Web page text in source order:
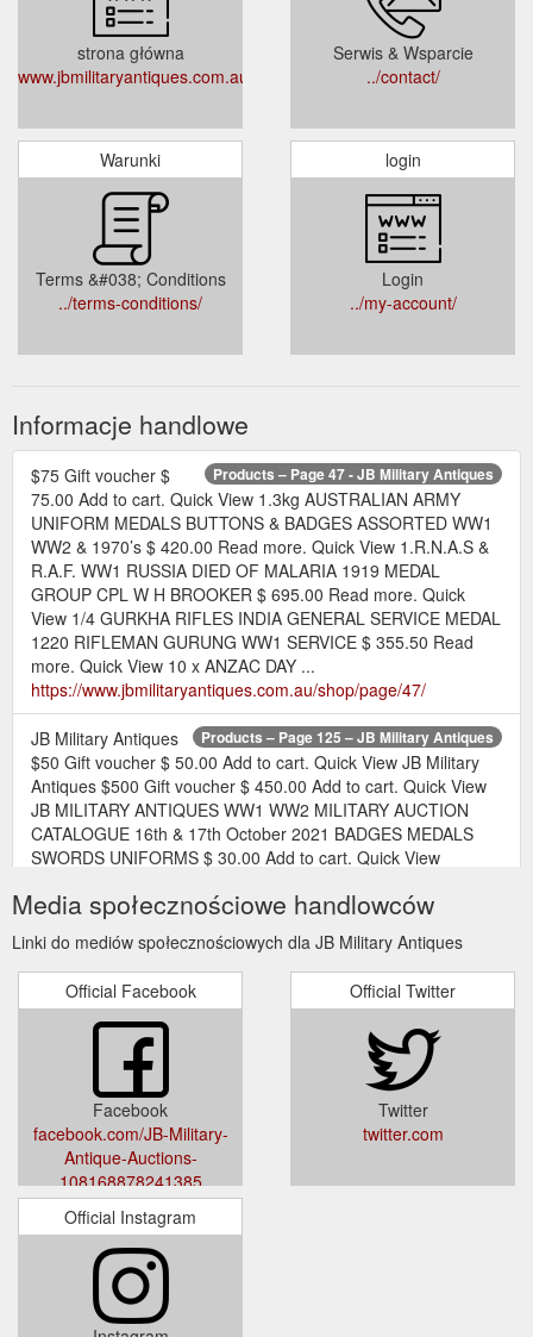
strona główna
www.jbmilitaryantiques.com.au
Serwis & Wsparcie
../contact/
Warunki
Terms &#038; Conditions
../terms-conditions/
login
Login
../my-account/
Informacje handlowe
Products – Page 47 - JB Military Antiques
$75 Gift voucher $
75.00 Add to cart. Quick View 1.3kg AUSTRALIAN ARMY
UNIFORM MEDALS BUTTONS & BADGES ASSORTED WW1
WW2 & 1970’s $ 420.00 Read more. Quick View 1.R.N.A.S &
R.A.F. WW1 RUSSIA DIED OF MALARIA 1919 MEDAL
GROUP CPL W H BROOKER $ 695.00 Read more. Quick
View 1/4 GURKHA RIFLES INDIA GENERAL SERVICE MEDAL
1220 RIFLEMAN GURUNG WW1 SERVICE $ 355.50 Read
more. Quick View 10 x ANZAC DAY ...
https://www.jbmilitaryantiques.com.au/shop/page/47/
Products – Page 125 – JB Military Antiques
JB Military Antiques
$50 Gift voucher $ 50.00 Add to cart. Quick View JB Military
Antiques $500 Gift voucher $ 450.00 Add to cart. Quick View
JB MILITARY ANTIQUES WW1 WW2 MILITARY AUCTION
CATALOGUE 16th & 17th October 2021 BADGES MEDALS
SWORDS UNIFORMS $ 30.00 Add to cart. Quick View
AUSTRALIAN ARMY ANZAC AIF $ 130.50 Read more. Quick
https://www.jbmilitaryantiques.com.au/shop/page/125/
Media społecznościowe handlowców
Linki do mediów społecznościowych dla JB Military Antiques
Official Facebook
Facebook
facebook.com/JB-Military-
Antique-Auctions-
108168878241385
Official Twitter
Twitter
twitter.com
Official Instagram